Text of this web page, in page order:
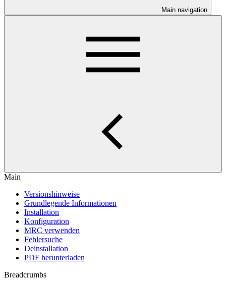
Main navigation
Main
Versionshinweise
Grundlegende Informationen
Installation
Konfiguration
MRC verwenden
Fehlersuche
Deinstallation
PDF herunterladen
Breadcrumbs